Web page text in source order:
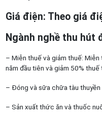
Giá điện: Theo giá
Ngành nghề thu hút
– Miễn thuế và giảm thuế:
năm đầu tiên và giảm 50%
– Đóng và sữa chữa tàu thuyền
– Sản xuất thức ăn và thuốc